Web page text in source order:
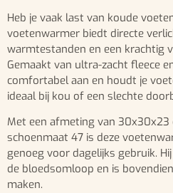
Heb je vaak last van koude
voetenwarmer biedt directe
warmtestanden en een krachtig
Gemaakt van ultra-zacht fleece
comfortabel aan en houdt je
ideaal bij kou of een slechte
Met een afmeting van
schoenmaat 47 is deze
genoeg voor dagelijks gebruik.
de bloedsomloop en is
maken.